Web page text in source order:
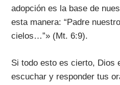
adopción es la base de
esta manera: “Padre
cielos…”» (Mt. 6:9).
Si todo esto es cierto, Dios
escuchar y responder tus